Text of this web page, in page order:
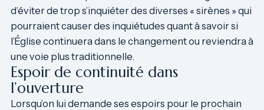
d’éviter de trop s’inquiéter des diverses « sirènes » qui
pourraient causer des inquiétudes quant à savoir si
l’Église continuera dans le changement ou reviendra à
une voie plus traditionnelle.
Espoir de continuité dans
l’ouverture
Lorsqu’on lui demande ses espoirs pour le prochain